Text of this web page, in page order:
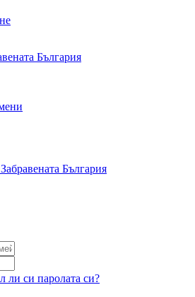
България
ли си паролата си?